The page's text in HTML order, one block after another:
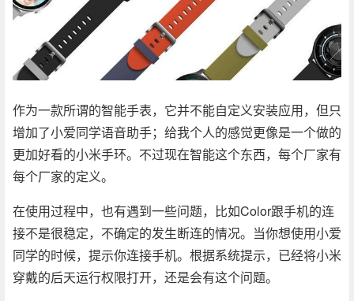
作为一款所谓的智能手表，它并不能自定义安装应用，但只
增加了小爱同学语音助手；给我个人的感觉更像是一个做的
更加好看的小米手环。不过现在智能这个东西，每个厂家有
每个厂家的定义。
在使用过程中，也有遇到一些问题，比如Color跟手机的连
接不是很稳定，不确定的发生断连的情况。当你想使用小爱
同学的时候，提示你连接手机。根据系统提示，已经将小米
穿戴的后天运行权限打开，还是会有这个问题。